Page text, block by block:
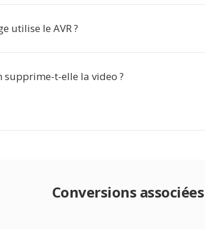
utilise le AVR ?
supprime-t-elle la video ?
Conversions associées